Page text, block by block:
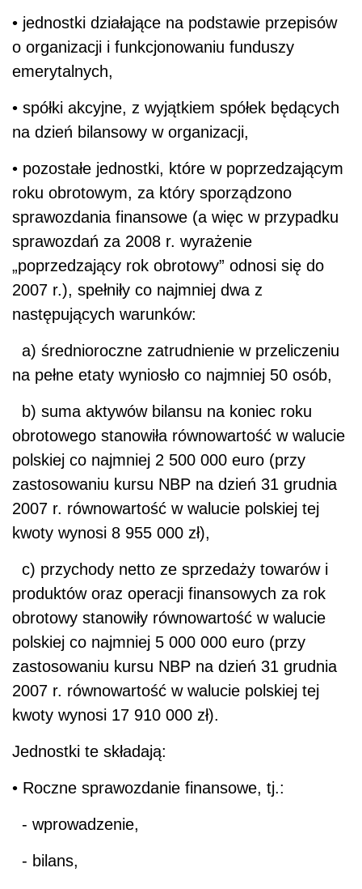
• jednostki działające na podstawie przepisów
o organizacji i funkcjonowaniu funduszy
emerytalnych,
• spółki akcyjne, z wyjątkiem spółek będących
na dzień bilansowy w organizacji,
• pozostałe jednostki, które w poprzedzającym
roku obrotowym, za który sporządzono
sprawozdania finansowe (a więc w przypadku
sprawozdań za 2008 r. wyrażenie
„poprzedzający rok obrotowy” odnosi się do
2007 r.), spełniły co najmniej dwa z
następujących warunków:
a) średnioroczne zatrudnienie w przeliczeniu
na pełne etaty wyniosło co najmniej 50 osób,
b) suma aktywów bilansu na koniec roku
obrotowego stanowiła równowartość w walucie
polskiej co najmniej 2 500 000 euro (przy
zastosowaniu kursu NBP na dzień 31 grudnia
2007 r. równowartość w walucie polskiej tej
kwoty wynosi 8 955 000 zł),
c) przychody netto ze sprzedaży towarów i
produktów oraz operacji finansowych za rok
obrotowy stanowiły równowartość w walucie
polskiej co najmniej 5 000 000 euro (przy
zastosowaniu kursu NBP na dzień 31 grudnia
2007 r. równowartość w walucie polskiej tej
kwoty wynosi 17 910 000 zł).
Jednostki te składają:
• Roczne sprawozdanie finansowe, tj.:
- wprowadzenie,
- bilans,